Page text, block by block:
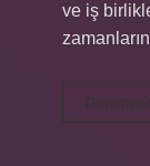
ve iş
Devamını